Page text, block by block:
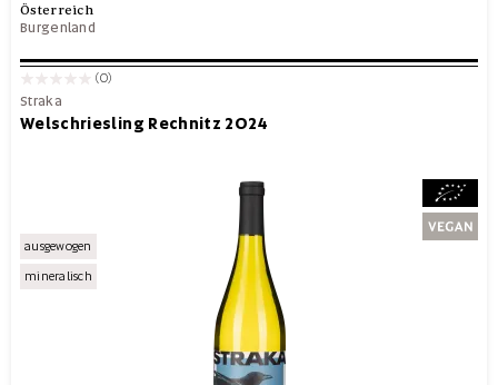
Österreich
Burgenland
(0)
Straka
Welschriesling Rechnitz 2024
ausgewogen
mineralisch